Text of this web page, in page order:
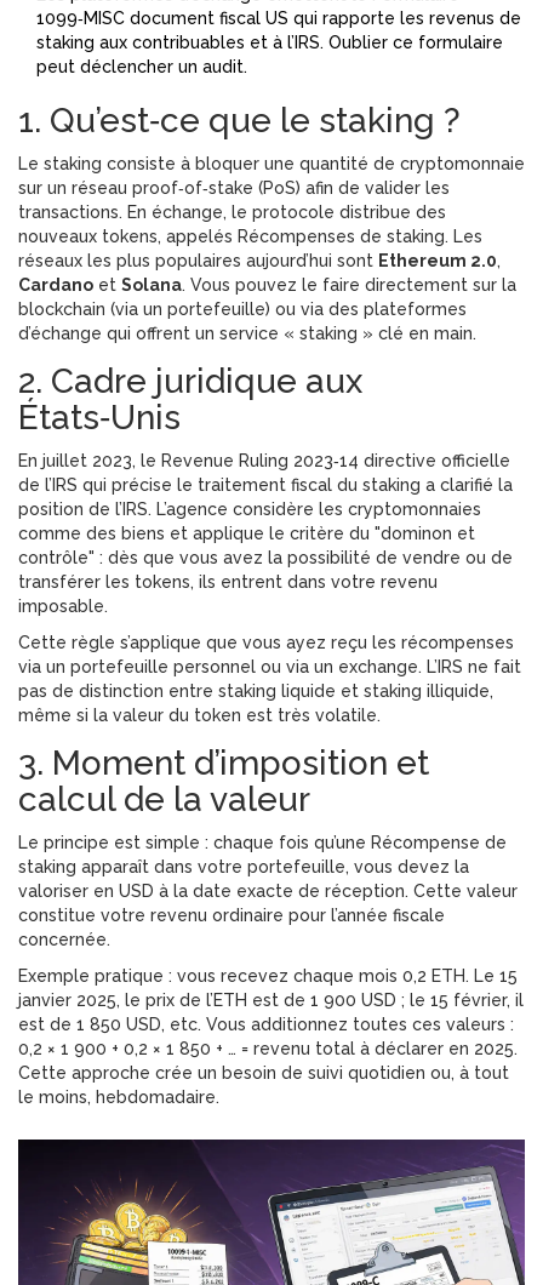
1099‑MISC document fiscal US qui rapporte les revenus de
staking aux contribuables et à l’IRS. Oublier ce formulaire
peut déclencher un audit.
1. Qu’est‑ce que le staking ?
Le staking consiste à bloquer une quantité de cryptomonnaie
sur un réseau proof‑of‑stake (PoS) afin de valider les
transactions. En échange, le protocole distribue des
nouveaux tokens, appelés Récompenses de staking. Les
réseaux les plus populaires aujourd’hui sont Ethereum 2.0,
Cardano et Solana. Vous pouvez le faire directement sur la
blockchain (via un portefeuille) ou via des plateformes
d’échange qui offrent un service « staking » clé en main.
2. Cadre juridique aux
États‑Unis
En juillet 2023, le Revenue Ruling 2023‑14 directive officielle
de l’IRS qui précise le traitement fiscal du staking a clarifié la
position de l’IRS. L’agence considère les cryptomonnaies
comme des biens et applique le critère du "dominon et
contrôle" : dès que vous avez la possibilité de vendre ou de
transférer les tokens, ils entrent dans votre revenu
imposable.
Cette règle s’applique que vous ayez reçu les récompenses
via un portefeuille personnel ou via un exchange. L’IRS ne fait
pas de distinction entre staking liquide et staking illiquide,
même si la valeur du token est très volatile.
3. Moment d’imposition et
calcul de la valeur
Le principe est simple : chaque fois qu’une Récompense de
staking apparaît dans votre portefeuille, vous devez la
valoriser en USD à la date exacte de réception. Cette valeur
constitue votre revenu ordinaire pour l’année fiscale
concernée.
Exemple pratique : vous recevez chaque mois 0,2 ETH. Le 15
janvier 2025, le prix de l’ETH est de 1 900 USD ; le 15 février, il
est de 1 850 USD, etc. Vous additionnez toutes ces valeurs :
0,2 × 1 900 + 0,2 × 1 850 + … = revenu total à déclarer en 2025.
Cette approche crée un besoin de suivi quotidien ou, à tout
le moins, hebdomadaire.